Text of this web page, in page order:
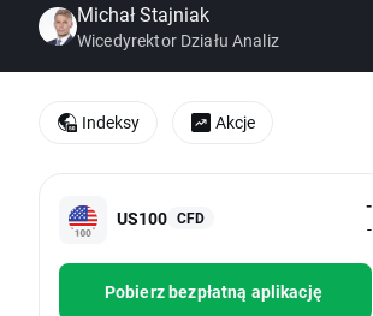
Michał Stajniak
Wicedyrektor Działu Analiz
US100 CFD
-
-
Pobierz bezpłatną aplikację
Indeksy Akcje